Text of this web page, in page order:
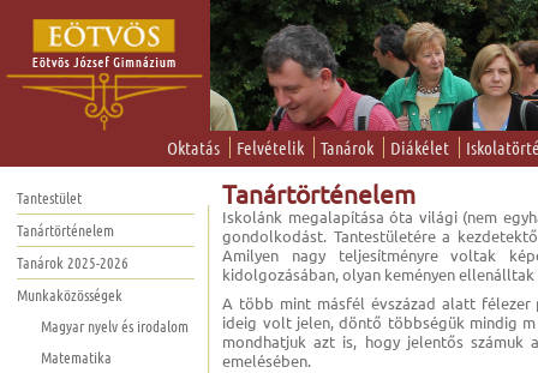
Oktatás Felvételik Tanárok Diákélet
Tantestület
Tanártörténelem
Tanárok 2025-2026
Munkaközösségek
Magyar nyelv és irodalom
Matematika
Tanártörténelem
Iskolánk megalapítása óta világi (nem
gondolkodást. Tantestületére a
Amilyen nagy teljesítményre voltak
kidolgozásában, olyan keményen
A több mint másfél évszázad alatt félezer
ideig volt jelen, döntő többségük mindig
mondhatjuk azt is, hogy jelentős
emelésében.